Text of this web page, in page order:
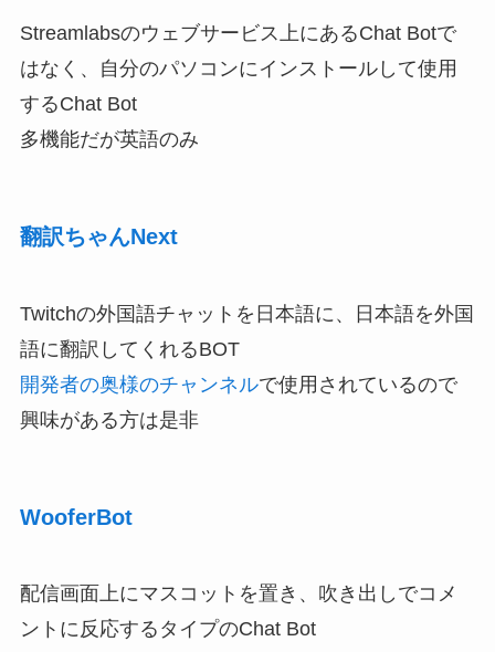
Streamlabsのウェブサービス上にあるChat Botで
はなく、自分のパソコンにインストールして使用
するChat Bot
多機能だが英語のみ
翻訳ちゃんNext
Twitchの外国語チャットを日本語に、日本語を外国
語に翻訳してくれるBOT
開発者の奥様のチャンネルで使用されているので
興味がある方は是非
WooferBot
配信画面上にマスコットを置き、吹き出しでコメ
ントに反応するタイプのChat Bot